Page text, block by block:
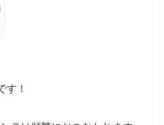
す！